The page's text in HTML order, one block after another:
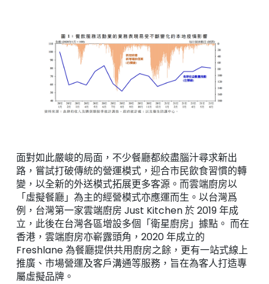
面對如此嚴峻的局面，不少餐廳都絞盡腦汁尋求新出
路，嘗試打破傳統的營運模式，迎合市民飲食習慣的轉
變，以全新的外送模式拓展更多客源。而雲端廚房以
「虛擬餐廳」為主的經營模式亦應運而生。以台灣爲
例，台灣第一家雲端廚房 Just Kitchen 於 2019 年成
立，此後在台灣各區增設多個「衛星廚房」據點。 而在
香港，雲端廚房亦嶄露頭角，2020 年成立的
Freshlane 為餐廳提供共用廚房之餘，更有一站式線上
推廣、市場營運及客戶溝通等服務，旨在為客人打造專
屬虛擬品牌。